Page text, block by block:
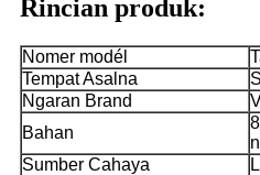
Rincian produk:
Nomer modél
Tempat Asalna
Ngaran Brand
Bahan
Sumber Cahaya